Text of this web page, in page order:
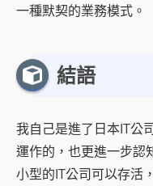
一種默契的業務模式。
結語
我自己是進了日本IT公
運作的，也更進一步認
小型的IT公司可以存活